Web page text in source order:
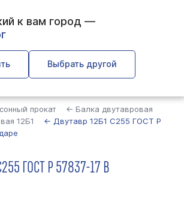
к вам город —
Выбрать другой
прокат
← Балка двутавровая
12Б1
← Двутавр 12Б1 С255 ГОСТ Р
ГОСТ Р 57837-17 В